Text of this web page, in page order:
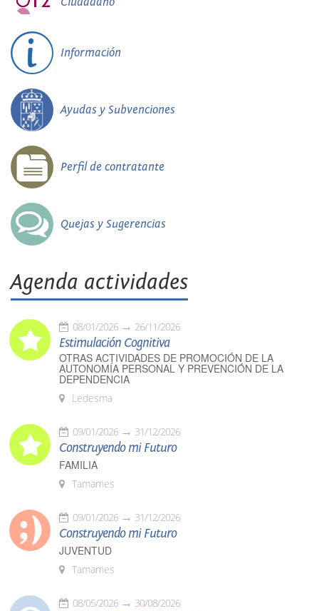
Información
Ayudas y Subvenciones
Perfil de contratante
Quejas y Sugerencias
Agenda actividades
08/01/2026 26/11/2026
Estimulación Cognitiva
OTRAS ACTIVIDADES DE PROMOCIÓN DE LA
AUTONOMÍA PERSONAL Y PREVENCIÓN DE LA
DEPENDENCIA
Ledesma
09/01/2026 31/12/2026
Construyendo mi Futuro
FAMILIA
Tamames
09/01/2026 31/12/2026
Construyendo mi Futuro
JUVENTUD
Tamames
08/05/2026 30/08/2026